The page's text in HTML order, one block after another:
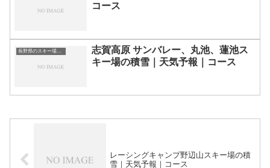
コース
長野県のスキー場・ゲレンデの一覧
志賀高原 サンバレー、丸池、蓮池ス
キー場の積雪｜天気予報｜コース
レーシングキャンプ野辺山スキー場の積
雪｜天気予報｜コース